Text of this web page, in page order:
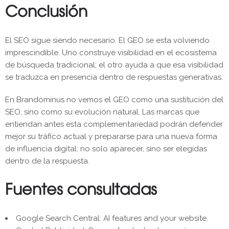
Conclusión
El SEO sigue siendo necesario. El GEO se esta volviendo
imprescindible. Uno construye visibilidad en el ecosistema
de búsqueda tradicional; el otro ayuda a que esa visibilidad
se traduzca en presencia dentro de respuestas generativas.
En Brandominus no vemos el GEO como una sustitución del
SEO, sino como su evolución natural. Las marcas que
entiendan antes esta complementariedad podrán defender
mejor su tráfico actual y prepararse para una nueva forma
de influencia digital: no solo aparecer, sino ser elegidas
dentro de la respuesta.
Fuentes consultadas
Google Search Central: AI features and your website.